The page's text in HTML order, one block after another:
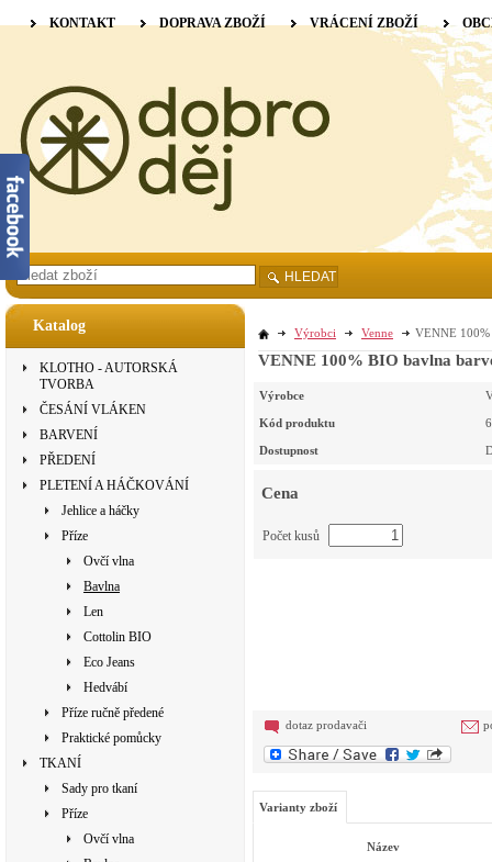
Katalog
KLOTHO - AUTORSKÁ
TVORBA
ČESÁNÍ VLÁKEN
BARVENÍ
PŘEDENÍ
PLETENÍ A HÁČKOVÁNÍ
Jehlice a háčky
Příze
Ovčí vlna
Bavlna
Len
Cottolin BIO
Eco Jeans
Hedvábí
Příze ručně předené
Praktické pomůcky
TKANÍ
Sady pro tkaní
Příze
Ovčí vlna
Výrobci Venne VENNE
VENNE 100% BIO bavlna
Výrobce
Kód produktu
Dostupnost
Cena
Počet kusů
dotaz prodavači
Varianty zboží
Název
KONTAKT DOPRAVA ZBOŽÍ VRÁCENÍ ZBOŽÍ
HLEDAT